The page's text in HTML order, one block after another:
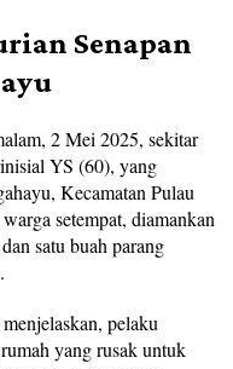
Senapan
2 Mei 2025, sekitar
YS (60), yang
Kecamatan Pulau
setempat, diamankan
satu buah parang
pelaku
yang rusak untuk